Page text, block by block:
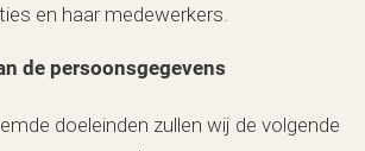
en haar medewerkers.
de persoonsgegevens
doeleinden zullen wij de volgende